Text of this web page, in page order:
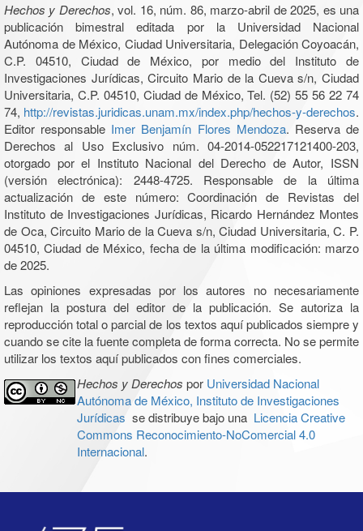
Hechos y Derechos, vol. 16, núm. 86, marzo-abril de 2025, es una
publicación bimestral editada por la Universidad Nacional
Autónoma de México, Ciudad Universitaria, Delegación Coyoacán,
C.P. 04510, Ciudad de México, por medio del Instituto de
Investigaciones Jurídicas, Circuito Mario de la Cueva s/n, Ciudad
Universitaria, C.P. 04510, Ciudad de México, Tel. (52) 55 56 22 74
74, http://revistas.juridicas.unam.mx/index.php/hechos-y-derechos.
Editor responsable Imer Benjamín Flores Mendoza. Reserva de
Derechos al Uso Exclusivo núm. 04-2014-052217121400-203,
otorgado por el Instituto Nacional del Derecho de Autor, ISSN
(versión electrónica): 2448-4725. Responsable de la última
actualización de este número: Coordinación de Revistas del
Instituto de Investigaciones Jurídicas, Ricardo Hernández Montes
de Oca, Circuito Mario de la Cueva s/n, Ciudad Universitaria, C. P.
04510, Ciudad de México, fecha de la última modificación: marzo
de 2025.
Las opiniones expresadas por los autores no necesariamente
reflejan la postura del editor de la publicación. Se autoriza la
reproducción total o parcial de los textos aquí publicados siempre y
cuando se cite la fuente completa de forma correcta. No se permite
utilizar los textos aquí publicados con fines comerciales.
Hechos y Derechos por Universidad Nacional
Autónoma de México, Instituto de Investigaciones
Jurídicas se distribuye bajo una Licencia Creative
Commons Reconocimiento-NoComercial 4.0
Internacional.